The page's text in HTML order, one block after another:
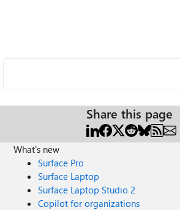
Share this page
What's new
Surface Pro
Surface Laptop
Surface Laptop Studio 2
Copilot for organizations